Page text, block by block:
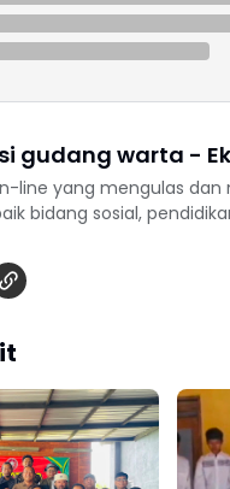
gudang warta -
line yang mengulas
bidang sosial,